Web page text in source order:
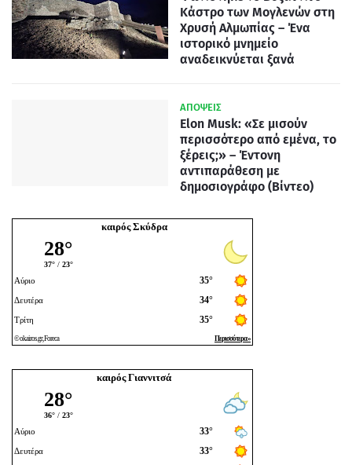
Κάστρο των Μογλενών στη
Χρυσή Αλμωπίας – Ένα
ιστορικό μνημείο
αναδεικνύεται ξανά
ΑΠΟΨΕΙΣ
Elon Musk: «Σε μισούν
περισσότερο από εμένα, το
ξέρεις;» – Έντονη
αντιπαράθεση με
δημοσιογράφο (Βίντεο)
καιρός Σκύδρα
καιρός Γιαννιτσά